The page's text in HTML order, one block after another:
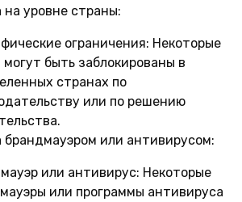
на уровне страны:
ограничения: Некоторые
быть заблокированы в
странах по
или по решению
брандмауэром или антивирусом:
или антивирус: Некоторые
или программы антивируса